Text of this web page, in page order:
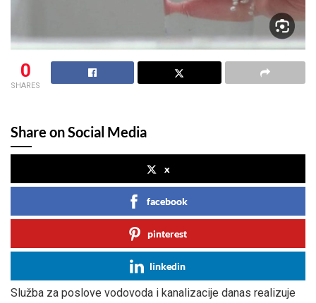
0
SHARES
Share on Social Media
x
facebook
pinterest
linkedin
Služba za poslove vodovoda i kanalizacije danas realizuje